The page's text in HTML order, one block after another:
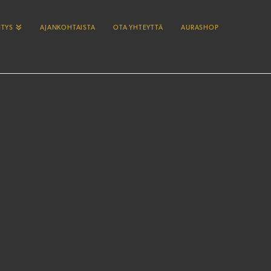
AJANKOHTAISTA OTA YHTEYTTÄ AURASHOP